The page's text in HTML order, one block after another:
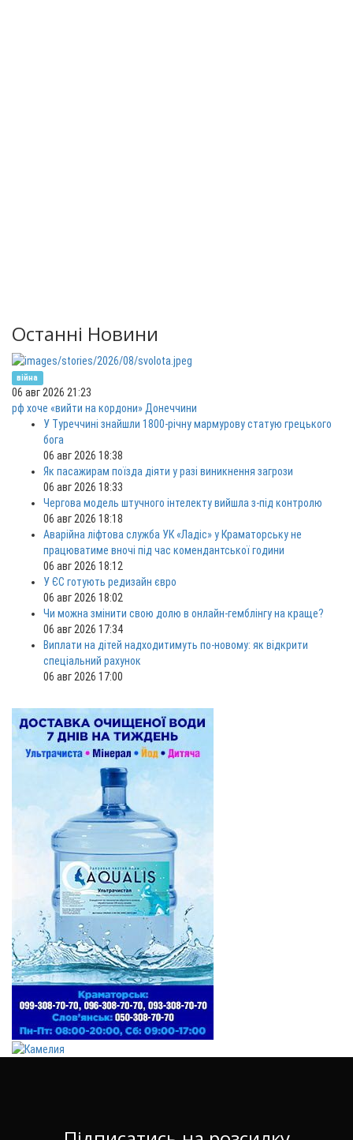
Останні Новини
війна
06 авг 2026 21:23
рф хоче «вийти на кордони» Донеччини
У Туреччині знайшли 1800-річну мармурову статую грецького
бога
06 авг 2026 18:38
Як пасажирам поїзда діяти у разі виникнення загрози
06 авг 2026 18:33
Чергова модель штучного інтелекту вийшла з-під контролю
06 авг 2026 18:18
Аварійна ліфтова служба УК «Ладіс» у Краматорську не
працюватиме вночі під час комендантської години
06 авг 2026 18:12
У ЄС готують редизайн євро
06 авг 2026 18:02
Чи можна змінити свою долю в онлайн-гемблінгу на краще?
06 авг 2026 17:34
Виплати на дітей надходитимуть по-новому: як відкрити
спеціальний рахунок
06 авг 2026 17:00